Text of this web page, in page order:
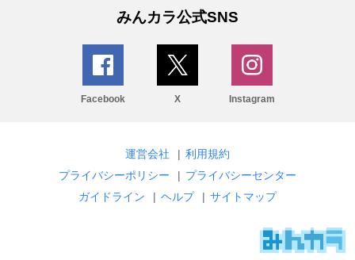
みんカラ公式SNS
Facebook X Instagram
運営会社 | 利用規約
プライバシーポリシー
| プライバシーセンター
ガイドライン
| ヘルプ | サイトマップ